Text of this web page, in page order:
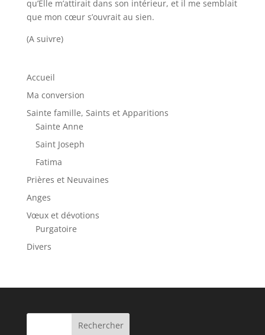
qu’Elle m’attirait dans son intérieur, et il me semblait
que mon cœur s’ouvrait au sien.
(A suivre)
Accueil
Ma conversion
Sainte famille, Saints et Apparitions
Sainte Anne
Saint Joseph
Fatima
Prières et Neuvaines
Anges
Vœux et dévotions
Purgatoire
Divers